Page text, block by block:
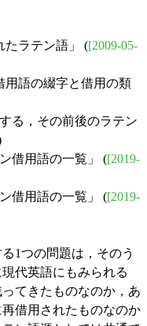
たラテン語」 ([2009-05-
語の綴字と借用の類
る，その前後のラテン
借用語の一覧」 ([2019-
借用語の一覧」 ([2019-
1つの問題は，そのう
代英語にもみられる
てきたものなのか，あ
借用されたものなのか